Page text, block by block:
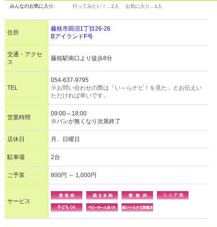
みんなのお気に入り: 行ってみたい！… 2人 お気に入り… 1人
住所
藤枝市田沼1丁目26-26
BアイランドF号
交通・アクセ
ス
藤枝駅南口より徒歩8分
TEL
054-637-9795
※お問い合わせの際は「い～らナビ！を見た」とお伝えい
ただければ幸いです。
営業時間
09:00～18:00
※パンが無くなり次第終了
店休日 月、日曜日
駐車場 2台
ご予算 800円 ～ 1,000円
サービス